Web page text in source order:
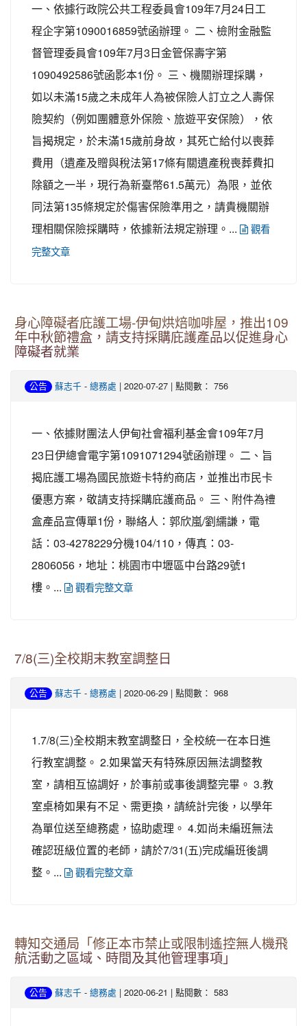
一、依據行政院公共工程委員會109年7月24日工
程企字第1090016859號函辦理。 二、檢附金融監
督管理委員會109年7月3日金管保壽字第
1090492586號函影本1份。 三、機關辦理採購，
如以未滿15歲之未成年人為被保險人訂立之人壽保
險契約（例如團體意外保險、旅遊平安保險），依
旨揭規定，於未滿15歲前身故，其死亡給付以喪葬
費用（遺產及贈與稅法第17條有關遺產稅喪葬費扣
除額之一半，現行為新臺幣61.5萬元）為限，並依
同法第135條規定於傷害保險準用之，請貴機關辦
理相關保險採購時，依據新法規定辦理。...
觀看
完整文章
身心障礙者庇護工場-伊甸烘焙咖啡屋，推出109
年中秋節禮盒，請支持採購庇護產品以促進身心
障礙者就業
公告 蘇志千 - 總務處 | 2020-07-27 | 點閱數： 756
一、依據財團法人伊甸社會福利基金會109年7月
23日伊總會電字第1091071294號函辦理。 二、旨
揭庇護工場為國民旅遊卡特約商店，並推出市民卡
優惠方案，敬請支持採購庇護商品。 三、附件為禮
盒產品宣傳單1份，聯絡人：郭欣嵐/劉繻謙，電
話：03-4278229分機104/110，傳真：03-
2806056，地址：桃園市中壢區中台路29號1
樓。...
觀看完整文章
7/8(三)全校期末教室調整日
公告 蘇志千 - 總務處 | 2020-06-29 | 點閱數： 968
1.7/8(三)全校期末教室調整日，全校統一在本日進
行教室調整。 2.如果當天有特殊原因無法調整教
室，請相互協調好，於事前或事後調整完畢。 3.教
室桌椅如果有不足、需更換，請統計完後，以學年
為單位送至總務處，協助處理。 4.如尚未編班無法
確認班級位置的老師，請於7/31(五)完成編班後調
整。...
觀看完整文章
轉知交通局「修正本市禁止或限制遙控無人機飛
航活動之區域、時間及其他管理事項」
公告 蘇志千 - 總務處 | 2020-06-21 | 點閱數： 583